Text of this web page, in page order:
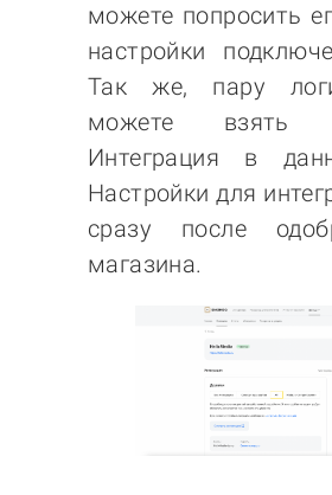
можете попросить
настройки
Так же, пару
можете взять
Интеграция в
Настройки для
сразу после
магазина.